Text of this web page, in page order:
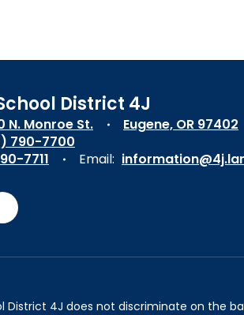
District 4J
N. Monroe St.
Eugene, OR 97402
790-7700
7711 Email:
District 4J does not discriminate on the